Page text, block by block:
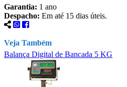
Garantia: 1 ano
Despacho: Em até 15 dias úteis.
Veja Também
Balança Digital de Bancada 5 KG